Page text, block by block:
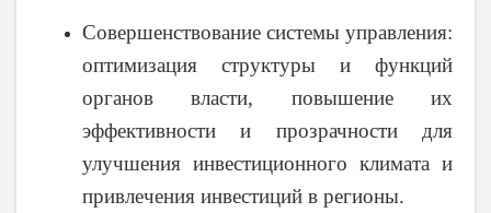
Совершенствование системы управления:
оптимизация структуры и функций
органов власти, повышение их
эффективности и прозрачности для
улучшения инвестиционного климата и
привлечения инвестиций в регионы.